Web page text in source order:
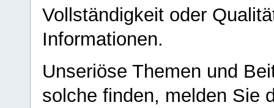
Vollständigkeit oder
Informationen.
Unseriöse Themen und
solche finden, melden Sie